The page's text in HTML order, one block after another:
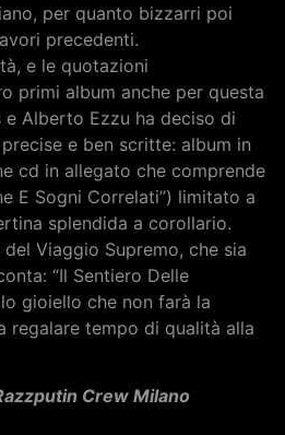
per quanto bizzarri poi
precedenti.
e le quotazioni
primi album anche per questa
Alberto Ezzu ha deciso di
e ben scritte: album in
cd in allegato che comprende
E Sogni Correlati”) limitato a
splendida a corollario.
Viaggio Supremo, che sia
“Il Sentiero Delle
gioiello che non farà la
regalare tempo di qualità alla
Crew Milano